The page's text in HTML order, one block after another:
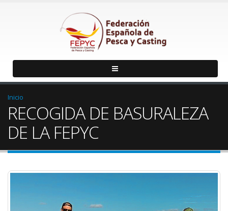
Inicio
RECOGIDA DE BASURALEZA
DE LA FEPYC